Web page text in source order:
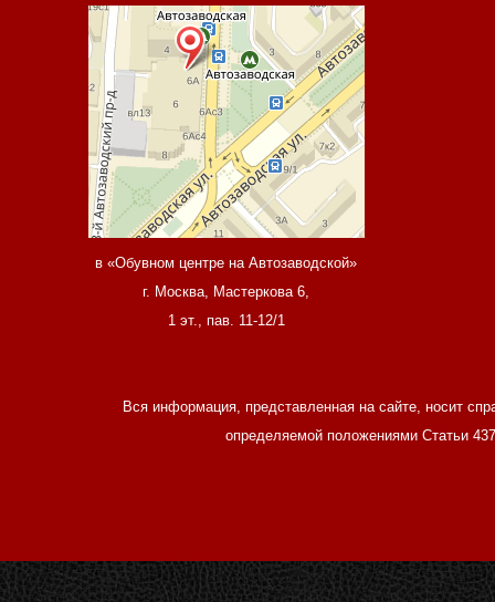
в «Обувном центре на Автозаводской»
г. Москва, Мастеркова 6,
1 эт., пав. 11-12/1
Вся информация, представленная на сайте, носит
определяемой положениями Статьи